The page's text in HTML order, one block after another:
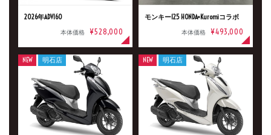
2026年ADV160
本体価格 ¥528,000
モンキー125 HONDA×Kuromiコラボ
本体価格 ¥493,000
NEW 明石店 NEW 明石店